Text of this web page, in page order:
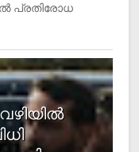
പ്രതിരോധ